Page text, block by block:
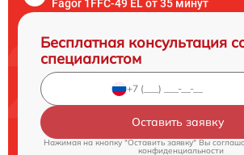
Fagor 1FFC-49 EL от 35 минут
Бесплатная консультация
специалистом
Оставить заявку
Нажимая на кнопку "Оставить заявку" Вы
конфиденциальности